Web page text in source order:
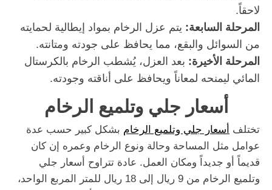
لاحقاً.
المرحلة السابعة: يتم عزل الرخام بمواد إيطالية لحمايته
من السوائل والبقع، مما يحافظ على جودته ومتانته.
المرحلة الأخيرة: بعد العزل، يُشطب الرخام بالكرستال
المائي ليمنحه لمعاناً ويحافظ على أناقته وجودته.
أسعار جلي وتلميع الرخام
تختلف أسعار جلي وتلميع الرخام بشكل كبير حسب عدة
عوامل مثل المساحة وحالة ونوع الرخام وعمره إن كان
قديماً أو جديداً ومكان العمل. عادة تتراوح أسعار جلي
وتلميع الرخام من 9 ريال إلى 18 ريال للمتر المربع الواحد،